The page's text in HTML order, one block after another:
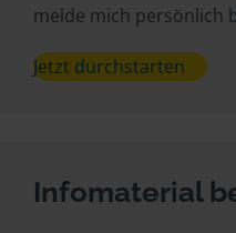
melde mich persönlich
Jetzt durchstarten
Infomaterial